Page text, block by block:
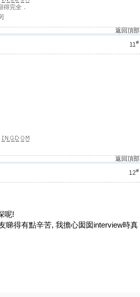
完全．
返回頂部
11#
返回頂部
12#
呢!
睇得有點辛苦, 我擔心囡囡interview時真